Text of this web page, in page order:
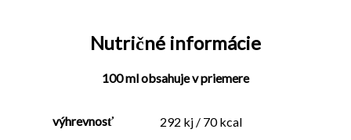
Nutričné informácie
100 ml obsahuje v priemere
výhrevnosť 292 kj / 70 kcal